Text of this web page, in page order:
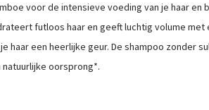
voor de intensieve voeding van je haar en
futloos haar en geeft luchtig volume met
haar een heerlijke geur. De shampoo zonder
natuurlijke oorsprong*.